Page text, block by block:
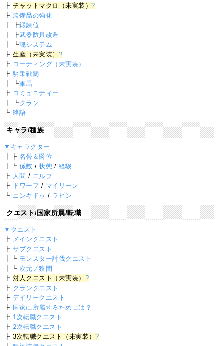
┣チャットマクロ（未実装）?
┣装備品の強化
┃ ┣鍛錬値
┃ ┣武器防具改造
┃ ┗魂システム
┣生産（未実装） ?
┣ コーティング（未実装）
┣騎乗戦闘
┃ ┗軍馬
┣ コミュニティー
┃ ┗クラン
┗略語
キャラ/種族
▼キャラクター
┃┣ 名誉＆爵位
┃┗ 係数 /状態 / 経験
┣ 人間 / エルフ
┣ ドワーフ / マイリーン
┗ エンキドゥ / ラピン
クエスト/国家所属/転職
▼クエスト
┣ メインクエスト
┣サブクエスト
┃┗ モンスター討伐クエスト
┃┗ 次元ノ狭間
┣対人クエスト（未実装） ?
┣ クランクエスト
┣デイリークエスト
┣ 国家に所属するためには？
┣ 1次転職クエスト
┣2次転職クエスト
┣3次転職クエスト（未実装） ?